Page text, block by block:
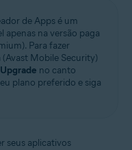
de Apps é um
na versão paga
Para fazer
Mobile Security)
Upgrade no canto
plano preferido e siga
seus aplicativos